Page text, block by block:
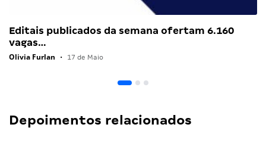
Editais publicados da semana ofertam 6.160
vagas…
Olivia Furlan • 17 de Maio
Depoimentos relacionados